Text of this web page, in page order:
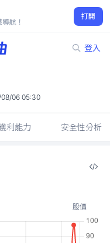
航！
打開
登入
06 05:30
利能力 安全性分析